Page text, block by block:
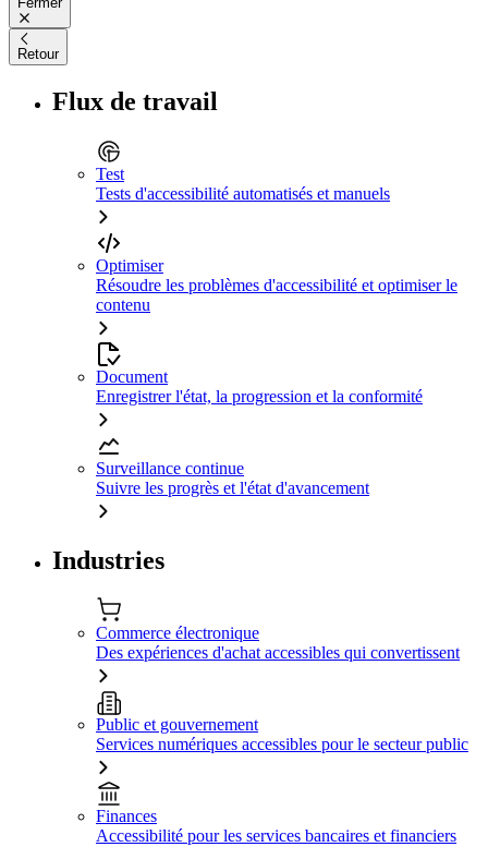
Retour
Flux de travail
Test
Tests d'accessibilité automatisés et manuels
Optimiser
Résoudre les problèmes d'accessibilité et optimiser le
contenu
Document
Enregistrer l'état, la progression et la conformité
Surveillance continue
Suivre les progrès et l'état d'avancement
Industries
Commerce électronique
Des expériences d'achat accessibles qui convertissent
Public et gouvernement
Services numériques accessibles pour le secteur public
Finances
Accessibilité pour les services bancaires et financiers